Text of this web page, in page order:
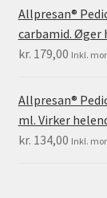
Allpresan®
carbamid. Øger
kr. 179,00 Inkl.
Allpresan®
ml. Virker
kr. 134,00 Inkl.